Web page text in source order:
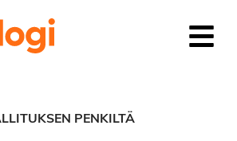
PENKILTÄ